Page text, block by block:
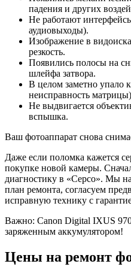
падения и других
Не работают
аудиовыходы).
Изображение в
резкость.
Появились полосы на
шлейфа затвора.
В целом заметно упало
неисправность
Не выдвигается
вспышка.
Ваш фотоаппарат снова
Даже если поломка кажется
покупке новой камеры.
диагностику в «Серсо». Мы
план ремонта, согласуем
исправную технику с
Важно: Canon Digital IXUS 970
заряженным аккумулятором!
Цены на ремонт